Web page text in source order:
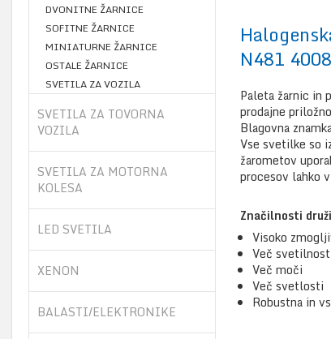
DVONITNE ŽARNICE
SOFITNE ŽARNICE
MINIATURNE ŽARNICE
OSTALE ŽARNICE
SVETILA ZA VOZILA
SVETILA ZA TOVORNA
VOZILA
SVETILA ZA MOTORNA
KOLESA
LED SVETILA
XENON
BALASTI/ELEKTRONIKE
N481
Paleta žarnic in
prodajne
Blagovna
Vse svetilke so
žarometov
procesov lahko
Značilnosti
Visoko
Več
Več moči
Več svetlosti
Robustna in